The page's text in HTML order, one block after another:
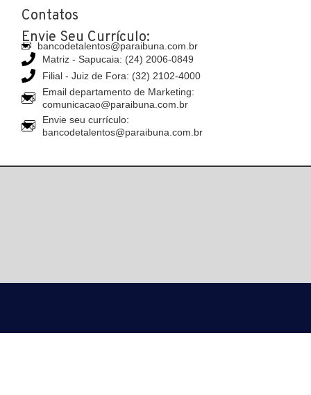
Contatos
Envie Seu Currículo:
bancodetalentos@paraibuna.com.br
Matriz - Sapucaia: (24) 2006-0849
Filial - Juiz de Fora: (32) 2102-4000
Email departamento de Marketing:
comunicacao@paraibuna.com.br
Envie seu currículo:
bancodetalentos@paraibuna.com.br